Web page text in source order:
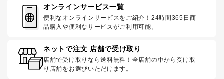
オンラインサービス一覧
便利なオンラインサービスをご紹介！24時間365日商
品購入や便利なサービスがご利用可能。
ネットで注文 店舗で受け取り
店舗で受け取りなら送料無料！全店舗の中から受け取
り店舗をお選びいただけます。